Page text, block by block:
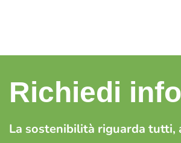
Richiedi
La sostenibilità riguarda tutti,